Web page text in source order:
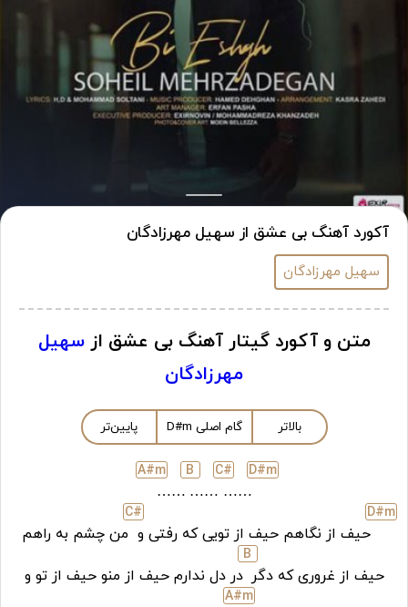
آکورد آهنگ بی عشق از سهیل مهرزادگان
سهیل مهرزادگان
متن و آکورد گیتار آهنگ بی عشق ازسهیل
مهرزادگان
بالاتر گام اصلی D#m پایین‌تر
D#m
……
C#
……
B
……
A#m
D#m
حیف از نگاهم حیف از تویی که رفتی و
C#
من چشم به راهم
حیف از غروری که دگر
B
در دل ندارم حیف از منو حیف از تو و
A#m